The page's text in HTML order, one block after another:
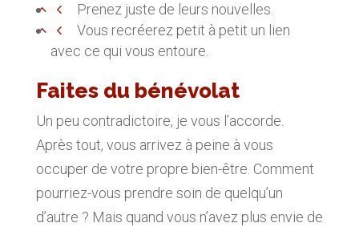
Prenez juste de leurs nouvelles.
Vous recréerez petit à petit un lien
avec ce qui vous entoure.
Faites du bénévolat
Un peu contradictoire, je vous l’accorde.
Après tout, vous arrivez à peine à vous
occuper de votre propre bien-être. Comment
pourriez-vous prendre soin de quelqu’un
d’autre ? Mais quand vous n’avez plus envie de